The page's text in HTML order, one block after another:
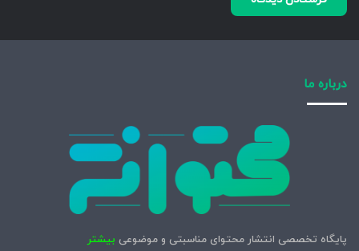
درباره ما
پایگاه تخصصی انتشار محتوای مناسبتی و موضوعی بیشتر